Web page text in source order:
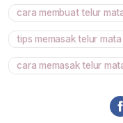
cara membuat telur
tips memasak telur mata
cara memasak telur